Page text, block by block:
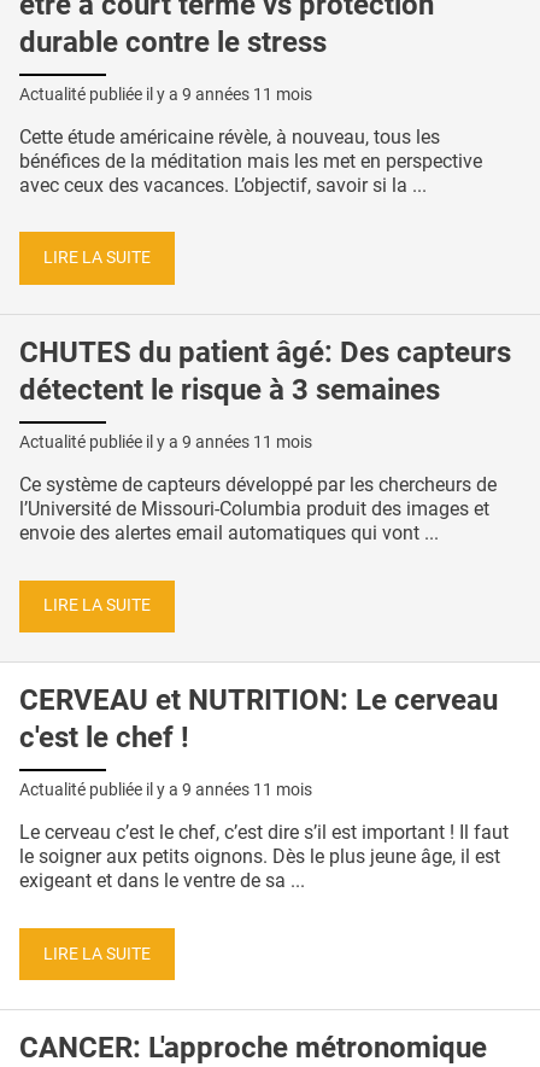
durable contre le stress
Actualité publiée il y a 9 années 11 mois
Cette étude américaine révèle, à nouveau, tous les
bénéfices de la méditation mais les met en perspective
avec ceux des vacances. L’objectif, savoir si la ...
LIRE LA SUITE
CHUTES du patient âgé: Des capteurs
détectent le risque à 3 semaines
Actualité publiée il y a 9 années 11 mois
Ce système de capteurs développé par les chercheurs de
l’Université de Missouri-Columbia produit des images et
envoie des alertes email automatiques qui vont ...
LIRE LA SUITE
CERVEAU et NUTRITION: Le cerveau
c'est le chef !
Actualité publiée il y a 9 années 11 mois
Le cerveau c’est le chef, c’est dire s’il est important ! Il faut
le soigner aux petits oignons. Dès le plus jeune âge, il est
exigeant et dans le ventre de sa ...
LIRE LA SUITE
CANCER: L'approche métronomique